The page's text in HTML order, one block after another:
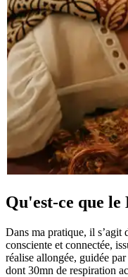
Qu'est-ce que le
Dans ma pratique, il s’agit
consciente et connectée,
réalise allongée, guidée
dont 30mn de respiration